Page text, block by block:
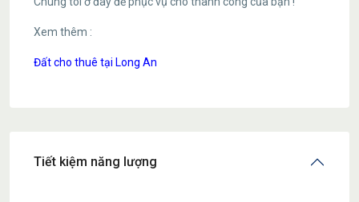
Xem thêm :
Đất cho thuê tại Long An
Tiết kiệm năng lượng